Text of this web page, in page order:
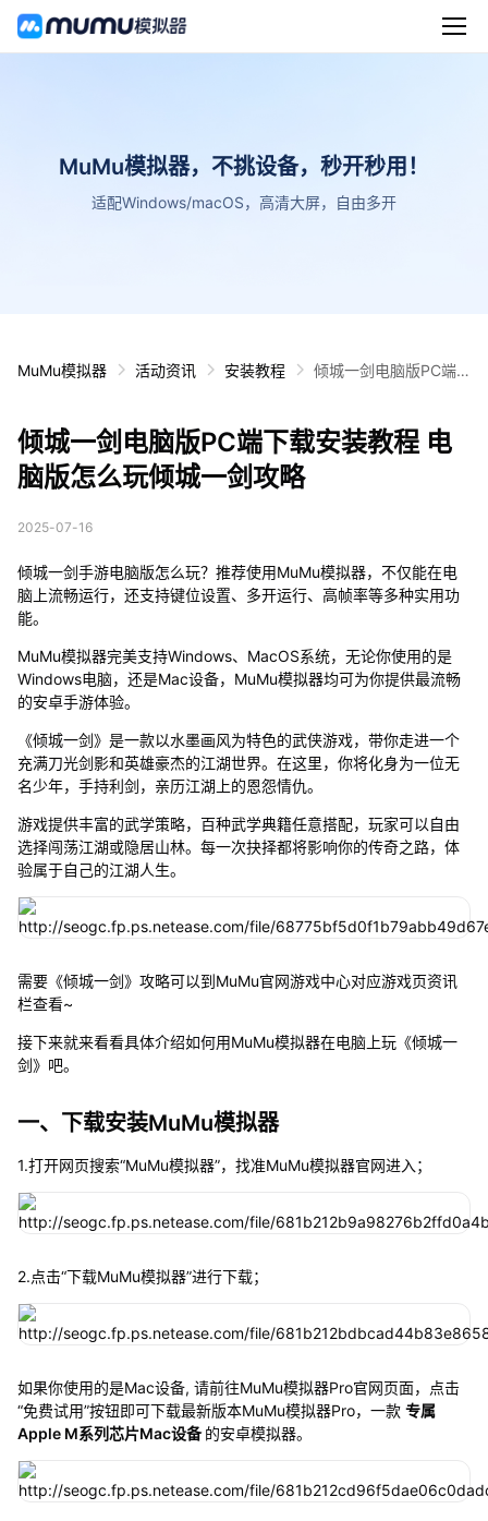
MuMu模拟器，不挑设备，秒开秒用！
适配Windows/macOS，高清大屏，自由多开
MuMu模拟器 活动资讯 安装教程
倾城一剑电脑版PC端
倾城一剑电脑版PC端下载安装教程 电
脑版怎么玩倾城一剑攻略
2025-07-16
倾城一剑手游电脑版怎么玩？推荐使用MuMu模拟器，不仅能在电
脑上流畅运行，还支持键位设置、多开运行、高帧率等多种实用功
能。
MuMu模拟器完美支持Windows、MacOS系统，无论你使用的是
Windows电脑，还是Mac设备，MuMu模拟器均可为你提供最流畅
的安卓手游体验。
《倾城一剑》是一款以水墨画风为特色的武侠游戏，带你走进一个
充满刀光剑影和英雄豪杰的江湖世界。在这里，你将化身为一位无
名少年，手持利剑，亲历江湖上的恩怨情仇。
游戏提供丰富的武学策略，百种武学典籍任意搭配，玩家可以自由
选择闯荡江湖或隐居山林。每一次抉择都将影响你的传奇之路，体
验属于自己的江湖人生。
需要《倾城一剑》攻略可以到MuMu官网游戏中心对应游戏页资讯
栏查看~
接下来就来看看具体介绍如何用MuMu模拟器在电脑上玩《倾城一
剑》吧。
一、下载安装MuMu模拟器
1.打开网页搜索“MuMu模拟器”，找准MuMu模拟器官网进入；
2.点击“下载MuMu模拟器”进行下载；
如果你使用的是Mac设备, 请前往MuMu模拟器Pro官网页面，点击
“免费试用”按钮即可下载最新版本MuMu模拟器Pro，一款 专属
Apple M系列芯片Mac设备的安卓模拟器。